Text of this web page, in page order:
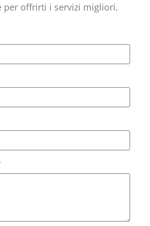
per offrirti i servizi migliori.